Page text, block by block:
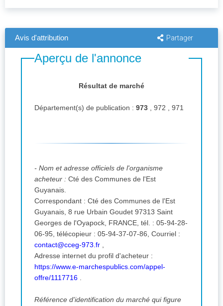
Avis d'attribution Partager
Aperçu de l'annonce
Résultat de marché
Département(s) de publication : 973 , 972 , 971
- Nom et adresse officiels de l'organisme
acheteur : Cté des Communes de l'Est
Guyanais.
Correspondant : Cté des Communes de l'Est
Guyanais, 8 rue Urbain Goudet 97313 Saint
Georges de l'Oyapock, FRANCE, tél. : 05-94-28-
06-95, télécopieur : 05-94-37-07-86, Courriel :
contact@cceg-973.fr ,
Adresse internet du profil d'acheteur :
https://www.e-marchespublics.com/appel-
offre/1117716 .
Référence d'identification du marché qui figure